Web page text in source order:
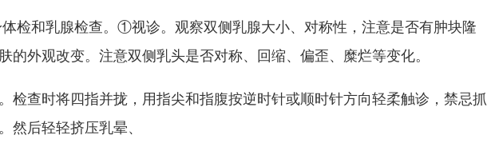
检和乳腺检查。①视诊。观察双侧乳腺大小、对称性，注意是否有肿块隆
的外观改变。注意双侧乳头是否对称、回缩、偏歪、糜烂等变化。
检查时将四指并拢，用指尖和指腹按逆时针或顺时针方向轻柔触诊，禁忌抓
然后轻轻挤压乳晕、